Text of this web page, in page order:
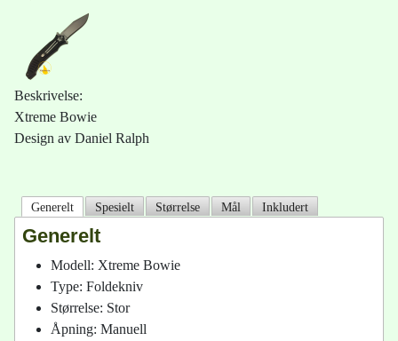
Beskrivelse:
Xtreme Bowie
Design av Daniel Ralph
Generelt Spesielt Størrelse Mål Inkludert
Generelt
Modell: Xtreme Bowie
Type: Foldekniv
Størrelse: Stor
Åpning: Manuell